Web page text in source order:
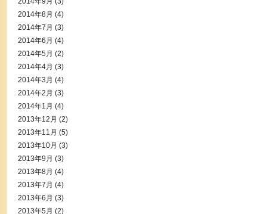
2014年8月 (4)
2014年7月 (3)
2014年6月 (4)
2014年5月 (2)
2014年4月 (3)
2014年3月 (4)
2014年2月 (3)
2014年1月 (4)
2013年12月 (2)
2013年11月 (5)
2013年10月 (3)
2013年9月 (3)
2013年8月 (4)
2013年7月 (4)
2013年6月 (3)
2013年5月 (2)